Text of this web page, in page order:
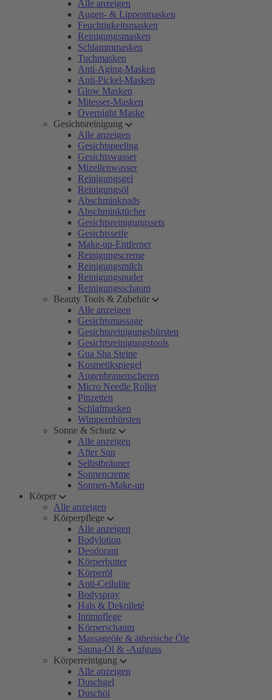
Alle anzeigen
Augen- & Lippenmasken
Feuchtigkeitsmasken
Reinigungsmasken
Schlammmasken
Tuchmasken
Anti-Aging-Masken
Anti-Pickel-Masken
Glow Masken
Mitesser-Masken
Overnight Maske
Gesichtsreinigung
Alle anzeigen
Gesichtspeeling
Gesichtswasser
Mizellenwasser
Reinigungsgel
Reinigungsöl
Abschminkpads
Abschminktücher
Gesichtsreinigungssets
Gesichtsseife
Make-up-Entferner
Reinigungscreme
Reinigungsmilch
Reinigungspuder
Reinigungsschaum
Beauty Tools & Zubehör
Alle anzeigen
Gesichtsmassage
Gesichtsreinigungsbürsten
Gesichtsreinigungstools
Gua Sha Steine
Kosmetikspiegel
Augenbrauenscheren
Micro Needle Roller
Pinzetten
Schlafmasken
Wimpernbürsten
Sonne & Schutz
Alle anzeigen
After Sun
Selbstbräuner
Sonnencreme
Sonnen-Make-up
Körper
Alle anzeigen
Körperpflege
Alle anzeigen
Bodylotion
Deodorant
Körperbutter
Körperöl
Anti-Cellulite
Bodyspray
Hals & Dekolleté
Intimpflege
Körperschaum
Massageöle & ätherische Öle
Sauna-Öl & -Aufguss
Körperreinigung
Alle anzeigen
Duschgel
Duschöl